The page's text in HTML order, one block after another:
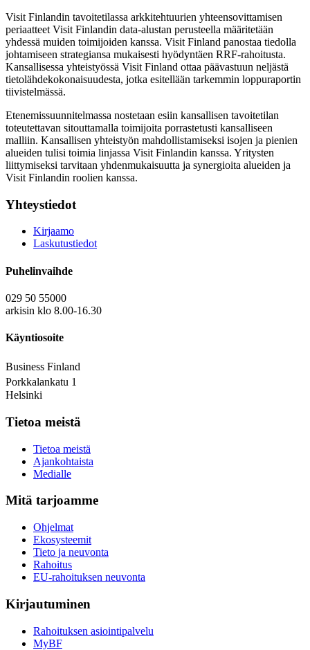
Visit Finlandin tavoitetilassa arkkitehtuurien yhteensovittamisen
periaatteet Visit Finlandin data-alustan perusteella määritetään
yhdessä muiden toimijoiden kanssa. Visit Finland panostaa tiedolla
johtamiseen strategiansa mukaisesti hyödyntäen RRF-rahoitusta.
Kansallisessa yhteistyössä Visit Finland ottaa päävastuun neljästä
tietolähdekokonaisuudesta, jotka esitellään tarkemmin loppuraportin
tiivistelmässä.
Etenemissuunnitelmassa nostetaan esiin kansallisen tavoitetilan
toteutettavan sitouttamalla toimijoita porrastetusti kansalliseen
malliin. Kansallisen yhteistyön mahdollistamiseksi isojen ja pienien
alueiden tulisi toimia linjassa Visit Finlandin kanssa. Yritysten
liittymiseksi tarvitaan yhdenmukaisuutta ja synergioita alueiden ja
Visit Finlandin roolien kanssa.
Yhteystiedot
Kirjaamo
Laskutustiedot
Puhelinvaihde
029 50 55000
arkisin klo 8.00-16.30
Käyntiosoite
Business Finland
Porkkalankatu 1
Helsinki
Tietoa meistä
Tietoa meistä
Ajankohtaista
Medialle
Mitä tarjoamme
Ohjelmat
Ekosysteemit
Tieto ja neuvonta
Rahoitus
EU-rahoituksen neuvonta
Kirjautuminen
Rahoituksen asiointipalvelu
MyBF